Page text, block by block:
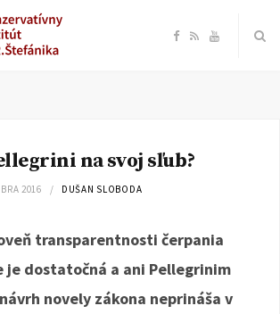
F
e
o
R Y
e
na svoj sľub?
2016 DUŠAN SLOBODA
transparentnosti čerpania
je dostatočná a ani Pellegrinim
novely zákona neprináša v